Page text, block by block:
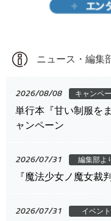
ニュース・編集
2026/08/08 キャンペ
単行本『甘い制服を
ャンペーン
2026/07/31 編集部よ
『魔法少女ノ魔女裁
2026/07/31 イベント